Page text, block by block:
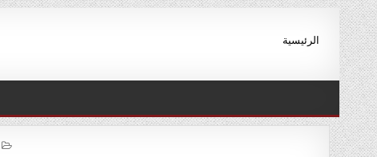
Skip
to
content
الرئيسية